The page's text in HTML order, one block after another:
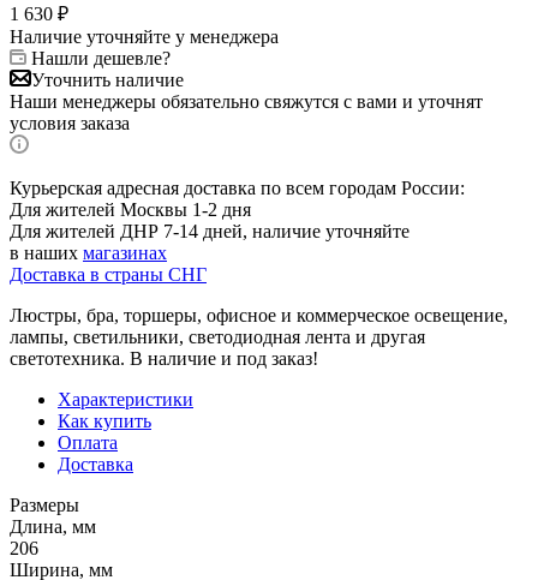
1 630 ₽
Наличие уточняйте у менеджера
Нашли дешевле?
Уточнить наличие
Наши менеджеры обязательно свяжутся с вами и уточнят
условия заказа
Курьерская адресная доставка по всем городам России:
Для жителей Москвы 1-2 дня
Для жителей ДНР 7-14 дней, наличие уточняйте
в наших магазинах
Доставка в страны СНГ
Люстры, бра, торшеры, офисное и коммерческое освещение,
лампы, светильники, светодиодная лента и другая
светотехника. В наличие и под заказ!
Характеристики
Как купить
Оплата
Доставка
Размеры
Длина, мм
206
Ширина, мм